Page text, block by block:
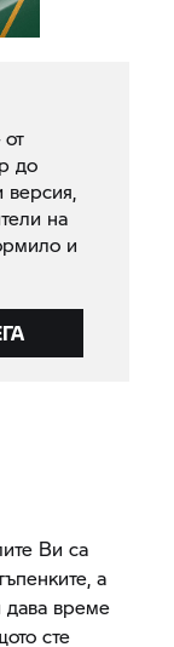
до
версия,
на
и
Ви са
а
дава време
сте